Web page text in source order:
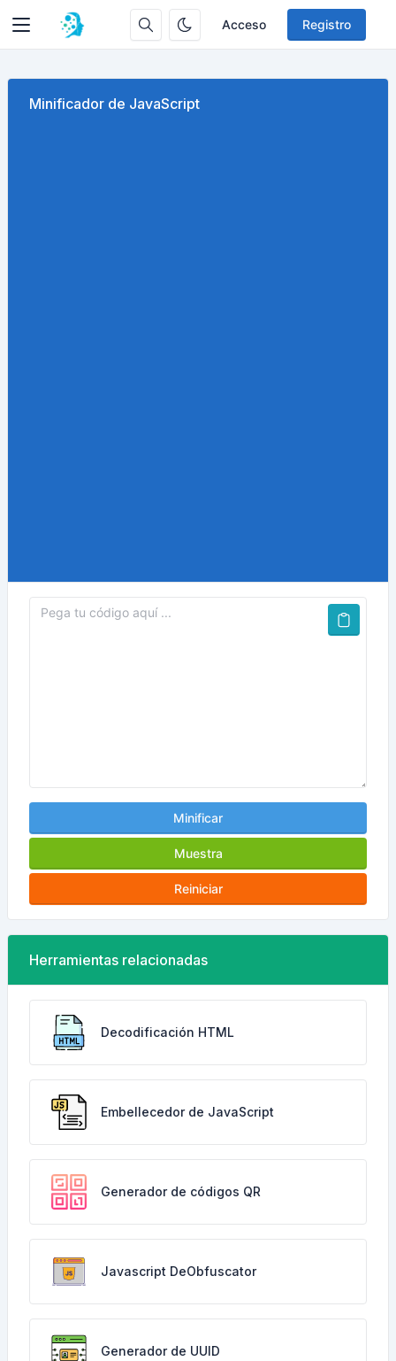
Acceso Registro
Minificador de JavaScript
Minificar
Muestra
Reiniciar
Herramientas relacionadas
Decodificación HTML
Embellecedor de JavaScript
Generador de códigos QR
Javascript DeObfuscator
Generador de UUID